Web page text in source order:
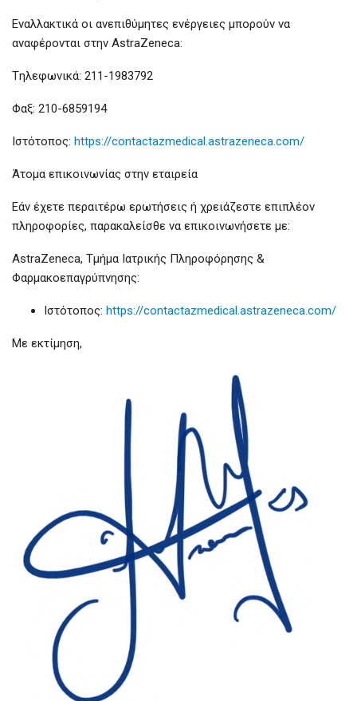
Εναλλακτικά οι ανεπιθύμητες ενέργειες μπορούν να
αναφέρονται στην AstraZeneca:
Tηλεφωνικά: 211-1983792
Φαξ: 210-6859194
Ιστότοπος: https://contactazmedical.astrazeneca.com/
Άτομα επικοινωνίας στην εταιρεία
Εάν έχετε περαιτέρω ερωτήσεις ή χρειάζεστε επιπλέον
πληροφορίες, παρακαλείσθε να επικοινωνήσετε με:
AstraZeneca, Τμήμα Ιατρικής Πληροφόρησης &
Φαρμακοεπαγρύπνησης:
Ιστότοπος: https://contactazmedical.astrazeneca.com/
Με εκτίμηση,